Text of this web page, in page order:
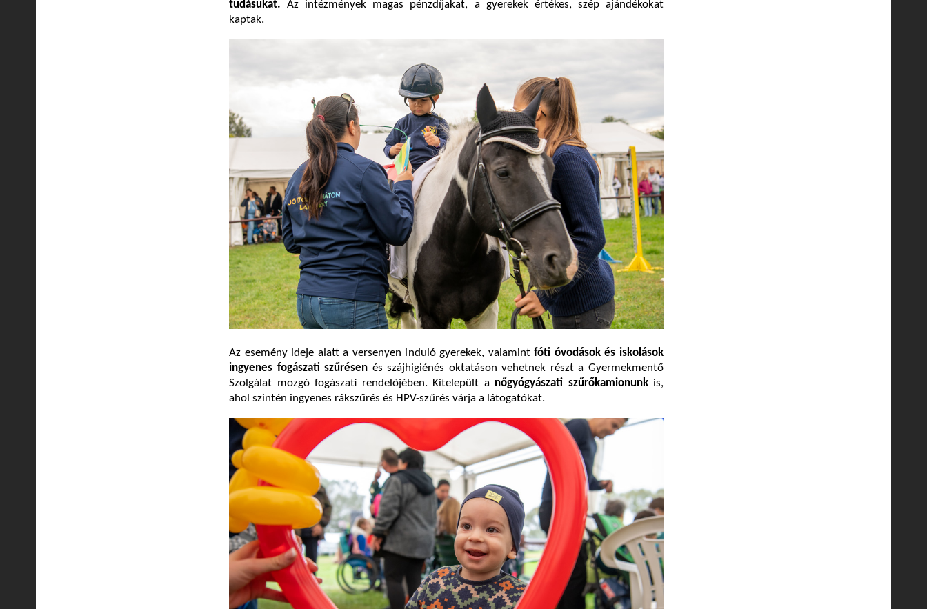
tudásukat.Az intézmények magas pénzdíjakat, a gyerekek értékes, szép ajándékokat
kaptak.
Az esemény ideje alatt a versenyen induló gyerekek, valamintfóti óvodások és iskolások
ingyenes fogászati szűrésen és szájhigiénés oktatáson vehetnek részt a Gyermekmentő
Szolgálat mozgó fogászati rendelőjében. Kitelepült a nőgyógyászati szűrőkamionunkis,
ahol szintén ingyenes rákszűrés és HPV-szűrés várja a látogatókat.